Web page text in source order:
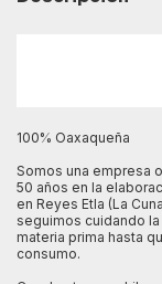
100% Oaxaqueña
Somos una empresa
50 años en la
en Reyes Etla (La
seguimos cuidando
materia prima hasta
consumo.